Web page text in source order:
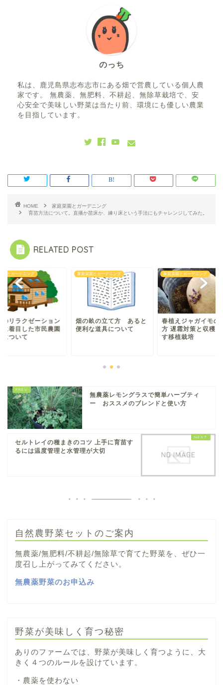
のっち
私は、鹿児島県志布志市にある畑で営農している個人農
家です。 無農薬、無肥料、不耕起、無除草栽培で、安
心安全で美味しい野菜は当たり前、環境にも優しい農業
を目指しています。
HOME
家庭菜園とガーデニング
育苗方法について。直播か苗床か、練り床という手法にもチャレンジしてみた。
RELATED POST
園とガーデニング
のリラクゼーション
に着目した市民農園
について
家庭菜園とガーデニング
畑の畝の立て方 あると
便利な道具について
家庭菜園とガーデニング
春植えジャガイモの
方 遅霜対策と収穫を
す移植栽培
無農薬レモングラスで簡単ハーブティ
ー おススメのブレンドと使い方
セルトレイの種まきのコツ 上手に育苗す
るには温度管理と水管理が大切
自然農野菜セットのご案内
無農薬/無肥料/不耕起/無除草で育てた野菜を、ぜひ一
度召し上がってみてください。
無農薬野菜のお申込み
野菜が美味しく育つ秘密
ありのファームでは、野菜が美味しく育つように、大
きく４つのルールを設けています。
・農薬を使わない